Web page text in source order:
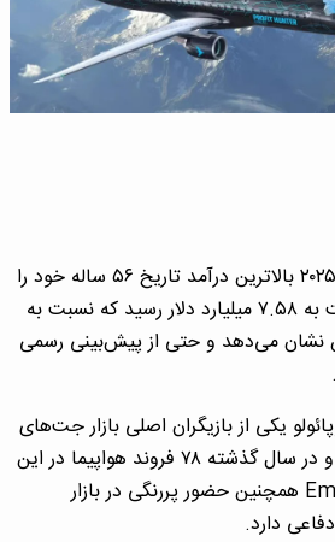
Embraer برزیل در سال ۲۰۲۵ بالاترین درآمد تاریخ ۵۶ ساله خود را
ثبت کرد. درآمد این شرکت به ۷.۵۸ میلیارد دلار رسید که نسبت به
افزایش نشان می‌دهد و حتی از پیش‌بینی رسمی
یکی از بازیگران اصلی بازار جت‌های
منطقه‌ای مسافربری است و در سال گذشته ۷۸ فروند هواپیما در این
بخش تحویل داد. Embraer همچنین حضور پررنگی در بازار
دارد.